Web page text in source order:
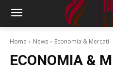
Home News Economia & Mercati
ECONOMIA &